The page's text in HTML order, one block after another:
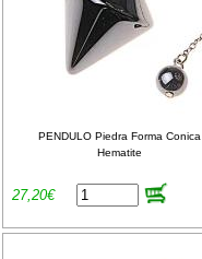
PENDULO Piedra Forma Conica
Hematite
27,20€